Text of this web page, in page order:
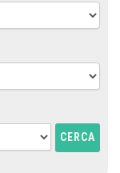
CERCA